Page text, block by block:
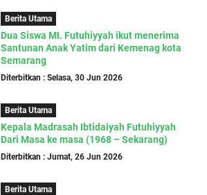
Berita Utama
Dua Siswa MI. Futuhiyyah ikut menerima
Santunan Anak Yatim dari Kemenag kota
Semarang
Diterbitkan : Selasa, 30 Jun 2026
Berita Utama
Kepala Madrasah Ibtidaiyah Futuhiyyah
Dari Masa ke masa (1968 – Sekarang)
Diterbitkan : Jumat, 26 Jun 2026
Berita Utama